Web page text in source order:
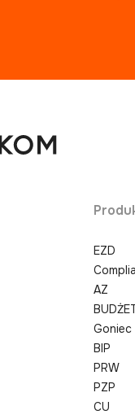
EZD
AZ
Goniec
BIP
PRW
PZP
CU